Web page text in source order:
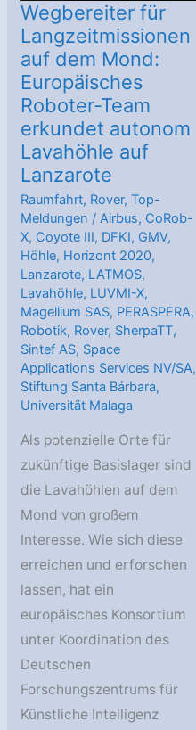
Wegbereiter für
Langzeitmissionen
auf dem Mond:
Europäisches
Roboter-Team
erkundet autonom
Lavahöhle auf
Lanzarote
Raumfahrt, Rover,Top-
Meldungen /Airbus, CoRob-
X, Coyote III, DFKI, GMV,
Höhle, Horizont 2020,
Lanzarote, LATMOS,
Lavahöhle, LUVMI-X,
Magellium SAS, PERASPERA,
Robotik, Rover, SherpaTT,
Sintef AS, Space
Applications Services NV/SA,
Stiftung Santa Bárbara,
Universität Malaga
Als potenzielle Orte für
zukünftige Basislager sind
die Lavahöhlen auf dem
Mond von großem
Interesse. Wie sich diese
erreichen und erforschen
lassen, hat ein
europäisches Konsortium
unter Koordination des
Deutschen
Forschungszentrums für
Künstliche Intelligenz